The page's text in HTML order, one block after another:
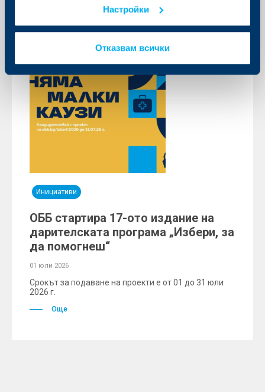
Настройки
Отказвам всички
Инициативи
ОББ стартира 17-ото издание на
дарителската програма „Избери, за
да помогнеш“
01 юли 2026
Срокът за подаване на проекти е от 01 до 31 юли
2026 г.
Още